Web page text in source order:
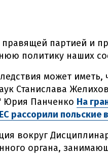
партией и
политику наших
может иметь,
Станислава
Юрия Панченко На
рассорили польские
вокруг
органа,